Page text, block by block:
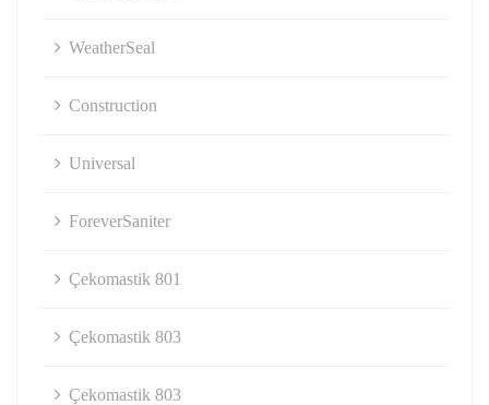
WeatherSeal
Construction
Universal
ForeverSaniter
Çekomastik 801
Çekomastik 803
Çekomastik 803